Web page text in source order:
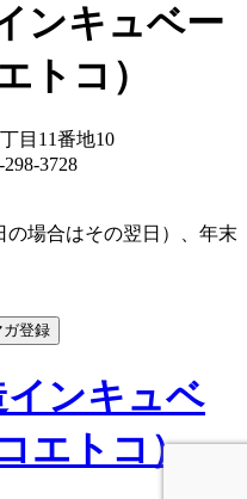
ンキュベー
トコ）
目11番地10
3728
場合はその翌日）、年末